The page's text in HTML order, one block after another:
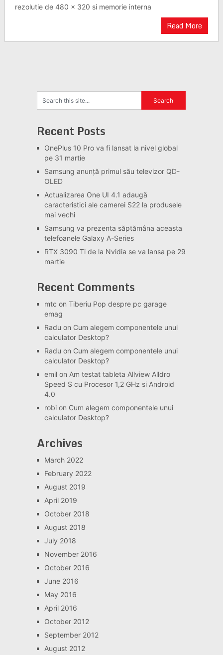
rezolutie de 480 x 320 si memorie interna
Read More
Recent Posts
OnePlus 10 Pro va fi lansat la nivel global
pe 31 martie
Samsung anunță primul său televizor QD-
OLED
Actualizarea One UI 4.1 adaugă
caracteristici ale camerei S22 la produsele
mai vechi
Samsung va prezenta săptămâna aceasta
telefoanele Galaxy A-Series
RTX 3090 Ti de la Nvidia se va lansa pe 29
martie
Recent Comments
mtc on Tiberiu Pop despre pc garage
emag
Radu on Cum alegem componentele unui
calculator Desktop?
Radu on Cum alegem componentele unui
calculator Desktop?
emilon Am testat tableta Allview Alldro
Speed S cu Procesor 1,2 GHz si Android
4.0
robion Cum alegem componentele unui
calculator Desktop?
Archives
March 2022
February 2022
August 2019
April 2019
October 2018
August 2018
July 2018
November 2016
October 2016
June 2016
May 2016
April 2016
October 2012
September 2012
August 2012